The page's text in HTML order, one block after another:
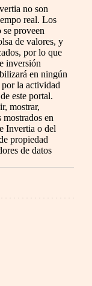
no son
real. Los
proveen
de valores, y
por lo que
inversión
en ningún
por la actividad
este portal.
mostrar,
en
Invertia o del
propiedad
de datos